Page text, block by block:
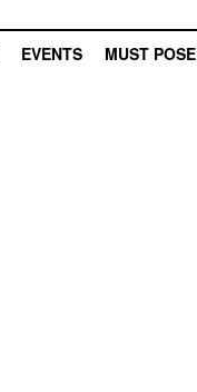
EVENTS MUST POSE